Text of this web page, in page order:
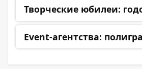
Творческие юбилеи:
Event-агентства: